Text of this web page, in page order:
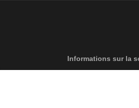
Footer menu
Informations sur la